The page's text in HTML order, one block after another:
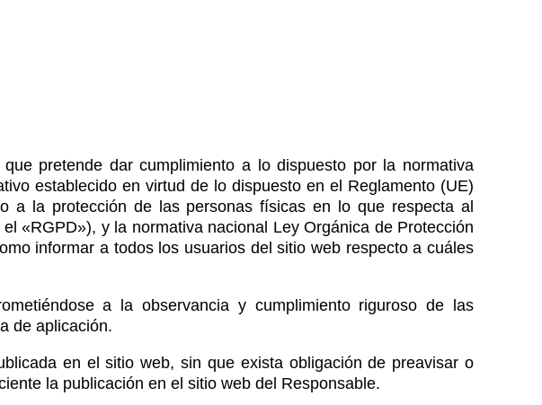
pretende dar cumplimiento a lo dispuesto por la normativa
establecido en virtud de lo dispuesto en el Reglamento (UE)
a la protección de las personas físicas en lo que respecta al
«RGPD»), y la normativa nacional Ley Orgánica de Protección
informar a todos los usuarios del sitio web respecto a cuáles
a la observancia y cumplimiento riguroso de las
de aplicación.
en el sitio web, sin que exista obligación de preavisar o
la publicación en el sitio web del Responsable.